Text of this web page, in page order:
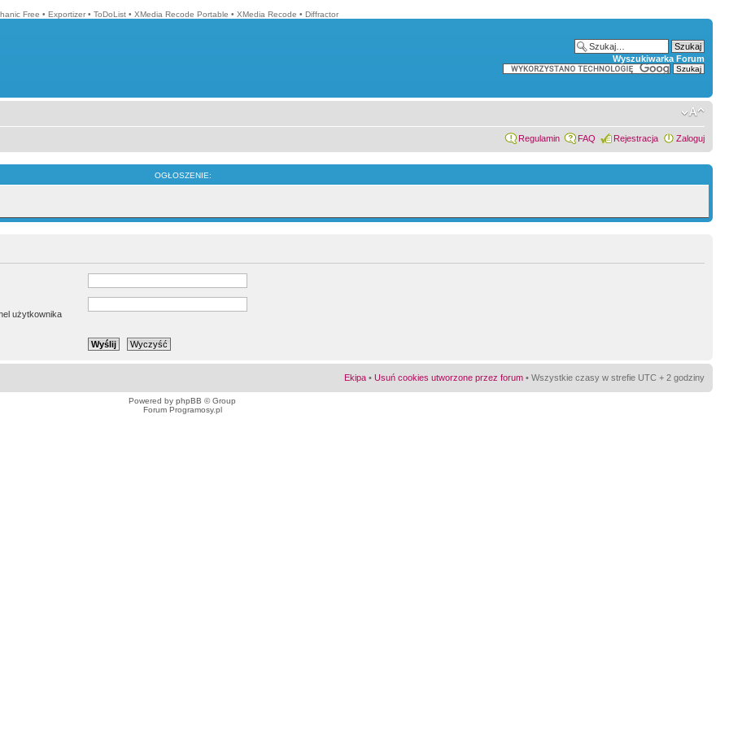
Free • Exportizer • ToDoList • XMedia Recode Portable • XMedia Recode • Diffractor
Wyszukiwarka Forum
Regulamin FAQ Rejestracja Zaloguj
OGŁOSZENIE:
użytkownika
Ekipa • Usuń cookies utworzone przez forum • Wszystkie czasy w strefie UTC + 2 godziny
Powered by phpBB © Group
Forum Programosy.pl